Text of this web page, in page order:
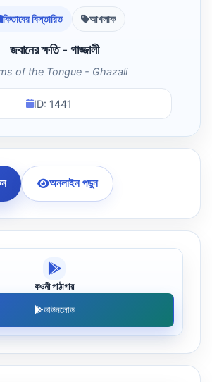
কিতাবের বিস্তারিত আখলাক
জবানের ক্ষতি - গাজ্জালী
of the Tongue - Ghazali
ID: 1441
অনলাইন পড়ুন
কওমী পাঠাগার
ডাউনলোড